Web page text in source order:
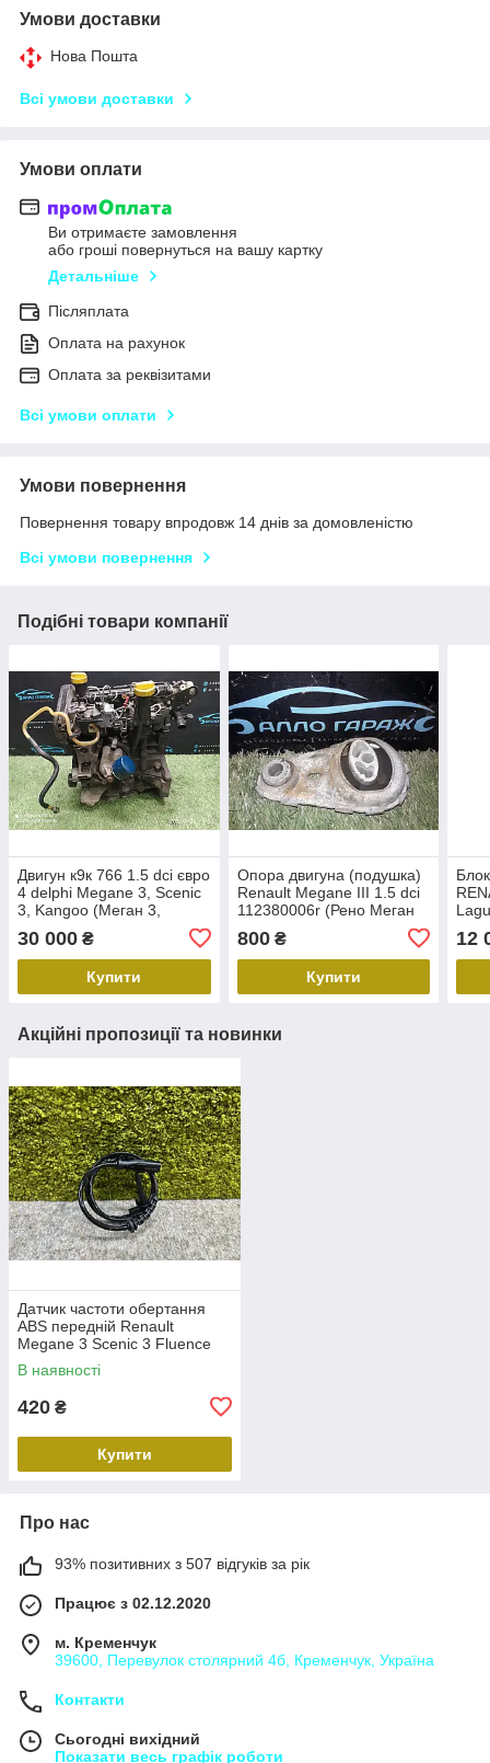
Умови доставки
Нова Пошта
Всі умови доставки
Умови оплати
Ви отримаєте замовлення
або гроші повернуться на вашу картку
Детальніше
Післяплата
Оплата на рахунок
Оплата за реквізитами
Всі умови оплати
Умови повернення
Повернення товару впродовж 14 днів за домовленістю
Всі умови повернення
Подібні товари компанії
Двигун к9к 766 1.5 dci євро
4 delphi Megane 3, Scenic
3, Kangoo (Меган 3,
Сценік 3, Кенго) 63kW, 85
к. с
30 000 ₴
Купити
Опора двигуна (подушка)
Renault Megane III 1.5 dci
112380006r (Рено Меган
800₴
Купити
12
Акційні пропозиції та новинки
Датчик частоти обертання
ABS передній Renault
Megane 3 Scenic 3 Fluence
Duster Передній лівий правий
датчик ABS Рено 479109155R
В наявності
420 ₴
Купити
Про нас
93% позитивних з 507 відгуків за рік
Працює з 02.12.2020
м. Кременчук
39600, Перевулок столярний 4б, Кременчук, Україна
Контакти
Сьогодні вихідний
Показати весь графік роботи